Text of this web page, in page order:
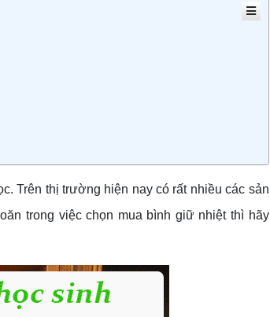
Trên thị trường hiện nay có rất nhiều các sản
trong việc chọn mua bình giữ nhiệt thì hãy